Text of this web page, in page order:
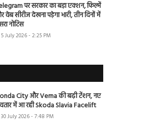
पर सरकार का बड़ा एक्शन, फिल्में
वेब सीरीज देखना पड़ेगा भारी, तीन दिनों में
नोटिस
5 July 2026 - 2:25 PM
City और Verna की बढ़ी टेंशन, नए
में आ रही Skoda Slavia Facelift
30 July 2026 - 7:48 PM